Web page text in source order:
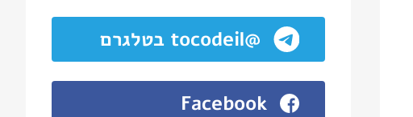
@tocodeil בטלגרם
Facebook